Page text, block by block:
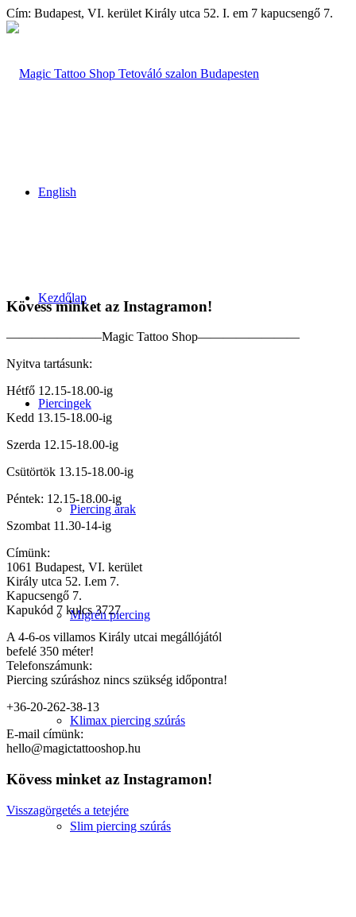
Cím: Budapest, VI. kerület Király utca 52. I. em 7 kapucsengő 7.
English
Kezdőlap
Piercingek
Piercing árak
Migrén piercing
Klimax piercing szúrás
Slim piercing szúrás
Kövess minket az Instagramon!
———————–Magic Tattoo Shop————————
Nyitva tartásunk:
Hétfő 12.15-18.00-ig
Kedd 13.15-18.00-ig
Szerda 12.15-18.00-ig
Csütörtök 13.15-18.00-ig
Péntek: 12.15-18.00-ig
Szombat 11.30-14-ig
Címünk:
1061 Budapest, VI. kerület
Király utca 52. I.em 7.
Kapucsengő 7.
Kapukód 7 kulcs 3727
A 4-6-os villamos Király utcai megállójától
befelé 350 méter!
Telefonszámunk:
Piercing szúráshoz nincs szükség időpontra!
+36-20-262-38-13
E-mail címünk:
hello@magictattooshop.hu
Kövess minket az Instagramon!
Visszagörgetés a tetejére